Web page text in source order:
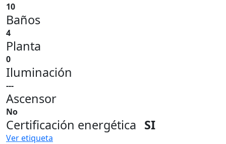
10
Baños
4
Planta
0
Iluminación
---
Ascensor
No
Certificación energética SI
Ver etiqueta